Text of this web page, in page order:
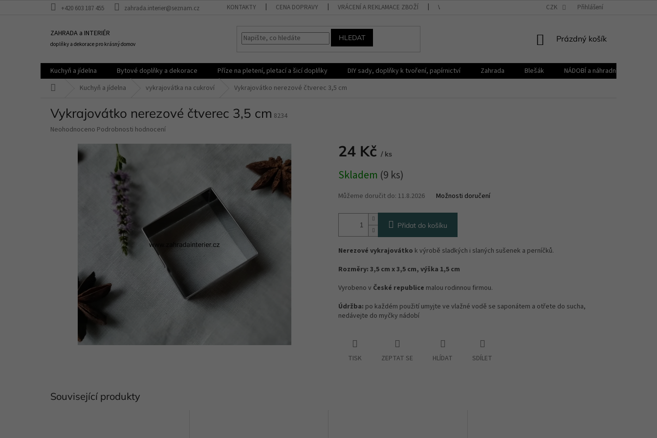
+420 603 187 455 zahrada.interier@seznam.cz KONTAKTY CENA DOPRAVY VRÁCENÍ A REKLAMACE ZBOŽÍ VŠEOBECNÉ OBCHODNÍ PODMÍNKY REKLAMAČNÍ ŘÁD
CZK Přihlášení
ZAHRADA a INTERIÉR
doplňky a dekorace pro krásný domov
HLEDAT
NÁKUPNÍ
Prázdný košík
Kuchyň a jídelna Bytové doplňky a dekorace Příze na pletení, pletací a šicí doplňky DIY sady, doplňky k tvoření, papírnictví Zahrada Blešák
NÁDOBÍ a náhradní díly KELOmat
Kuchyň a jídelna vykrajovátka na cukroví Vykrajovátko nerezové čtverec 3,5 cm
Vykrajovátko nerezové čtverec 3,5 cm 8234
Průměrné
Neohodnoceno Podrobnosti hodnocení
24 Kč / ks
cena:
Skladem (9 ks)
Můžeme doručit do: 11.8.2026 Možnosti doručení
Přidat do košíku
Nerezové vykrajovátko k výrobě sladkých i slaných sušenek a perníčků.
Rozměry: 3,5 cm x 3,5 cm, výška 1,5 cm
Vyrobeno v České republice malou rodinnou firmou.
Údržba: po každém použití umyjte ve vlažné vodě se saponátem a otřete do sucha,
nedávejte do myčky nádobí
TISK ZEPTAT SE HLÍDAT SDÍLET
Související produkty